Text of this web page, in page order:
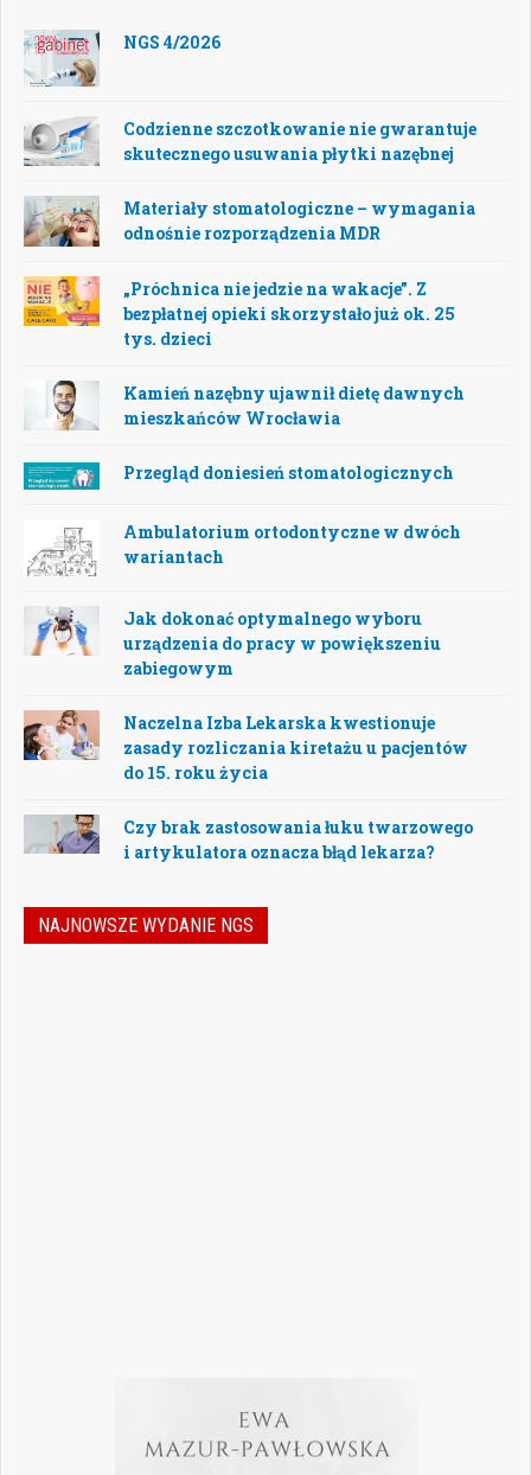
NGS 4/2026
Codzienne szczotkowanie nie gwarantuje
skutecznego usuwania płytki nazębnej
Materiały stomatologiczne – wymagania
odnośnie rozporządzenia MDR
„Próchnica nie jedzie na wakacje”. Z
bezpłatnej opieki skorzystało już ok. 25
tys. dzieci
Kamień nazębny ujawnił dietę dawnych
mieszkańców Wrocławia
Przegląd doniesień stomatologicznych
Ambulatorium ortodontyczne w dwóch
wariantach
Jak dokonać optymalnego wyboru
urządzenia do pracy w powiększeniu
zabiegowym
Naczelna Izba Lekarska kwestionuje
zasady rozliczania kiretażu u pacjentów
do 15. roku życia
Czy brak zastosowania łuku twarzowego
i artykulatora oznacza błąd lekarza?
NAJNOWSZE WYDANIE NGS